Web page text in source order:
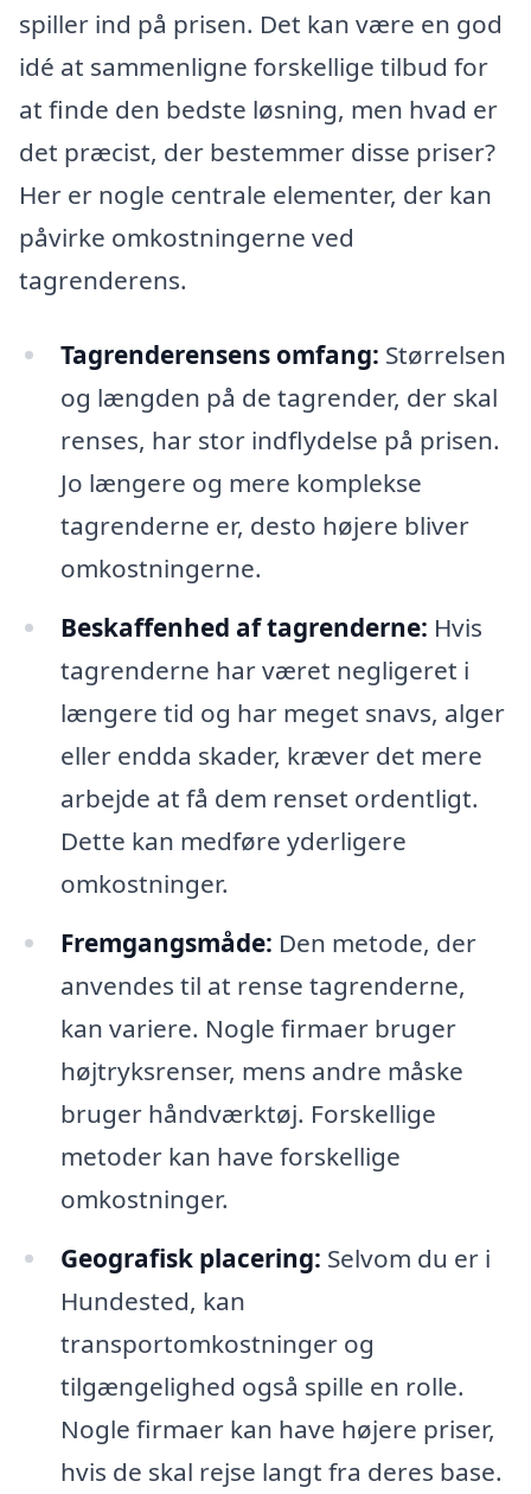
spiller ind på prisen. Det kan være en god
idé at sammenligne forskellige tilbud for
at finde den bedste løsning, men hvad er
det præcist, der bestemmer disse priser?
Her er nogle centrale elementer, der kan
påvirke omkostningerne ved
tagrenderens.
Tagrenderensens omfang: Størrelsen
og længden på de tagrender, der skal
renses, har stor indflydelse på prisen.
Jo længere og mere komplekse
tagrenderne er, desto højere bliver
omkostningerne.
Beskaffenhed af tagrenderne: Hvis
tagrenderne har været negligeret i
længere tid og har meget snavs, alger
eller endda skader, kræver det mere
arbejde at få dem renset ordentligt.
Dette kan medføre yderligere
omkostninger.
Fremgangsmåde: Den metode, der
anvendes til at rense tagrenderne,
kan variere. Nogle firmaer bruger
højtryksrenser, mens andre måske
bruger håndværktøj. Forskellige
metoder kan have forskellige
omkostninger.
Geografisk placering: Selvom du er i
Hundested, kan
transportomkostninger og
tilgængelighed også spille en rolle.
Nogle firmaer kan have højere priser,
hvis de skal rejse langt fra deres base.